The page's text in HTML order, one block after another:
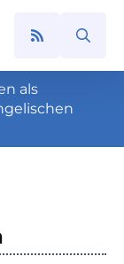
Search
als